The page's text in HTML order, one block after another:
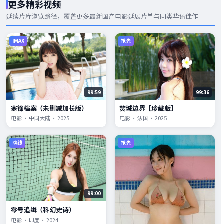
更多精彩视频
延续片库浏览路径，覆盖更多最新国产电影延展片单与同类华语佳作
IMAX
99:59
寒锋档案（未删减加长版）
电影 · 中国大陆 · 2025
抢先
99:36
焚城边界【珍藏版】
电影 · 法国 · 2025
院线
99:00
零号追缉（科幻史诗）
电影 · 印度 · 2024
抢先